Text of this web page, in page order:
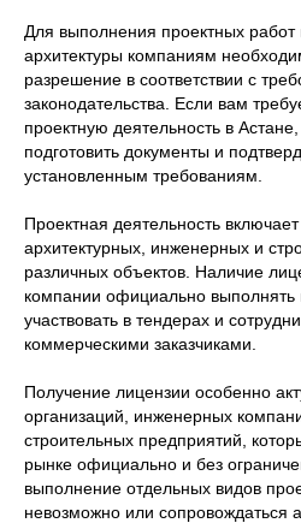
Для выполнения проектных работ
архитектуры компаниям
разрешение в соответствии с
законодательства. Если вам
проектную деятельность в
подготовить документы и
установленным требованиям.
Проектная деятельность
архитектурных, инженерных и
различных объектов. Наличие
компании официально выполнять
участвовать в тендерах и
коммерческими заказчиками.
Получение лицензии особенно
организаций, инженерных
строительных предприятий,
рынке официально и без
выполнение отдельных видов
невозможно или сопровождаться